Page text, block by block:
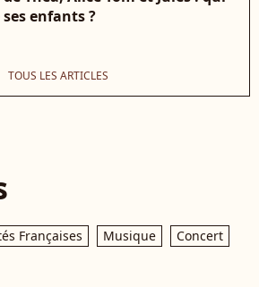
enfants ?
TOUS LES ARTICLES
Françaises Musique
Concert